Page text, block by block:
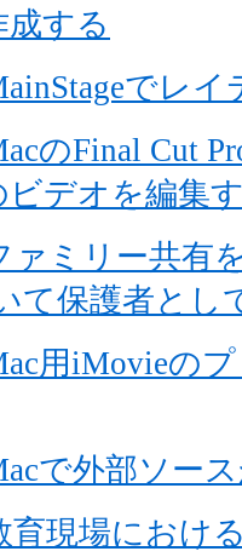
成する
でレ
のFinal Cut
ビデオを編集
ァミリー共有
て保護者とし
用iMovieの
で外部ソー
育現場におけ